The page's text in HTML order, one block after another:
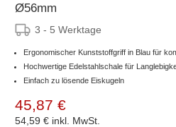
Ø56mm
3 - 5 Werktage
Ergonomischer Kunststoffgriff in Blau für
Hochwertige Edelstahlschale für
Einfach zu lösende Eiskugeln
45,87 €
54,59 € inkl. MwSt.